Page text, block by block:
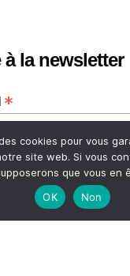
la newsletter
*
cookies pour vous
site web. Si vous
que vous en
OK
Non